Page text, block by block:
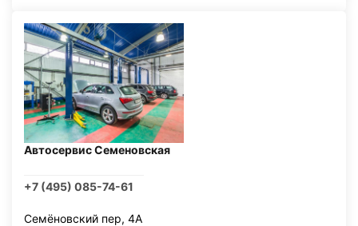
Автосервис Семеновская
+7 (495) 085-74-61
Семёновский пер, 4А